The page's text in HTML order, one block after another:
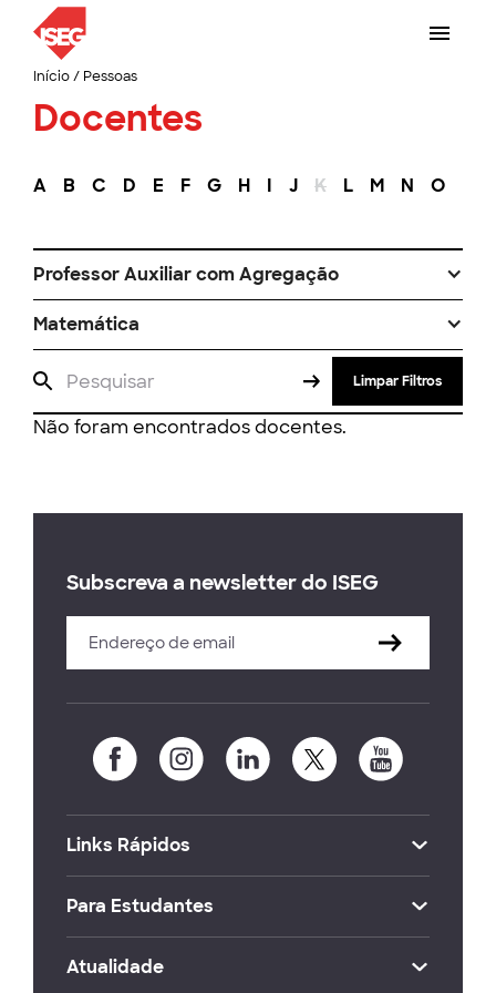
Início/ Pessoas
Docentes
A B C D E F G H I J K L M N O
Professor Auxiliar com Agregação
Matemática
Limpar Filtros
Não foram encontrados docentes.
Subscreva a newsletter do ISEG
Links Rápidos
Para Estudantes
Atualidade